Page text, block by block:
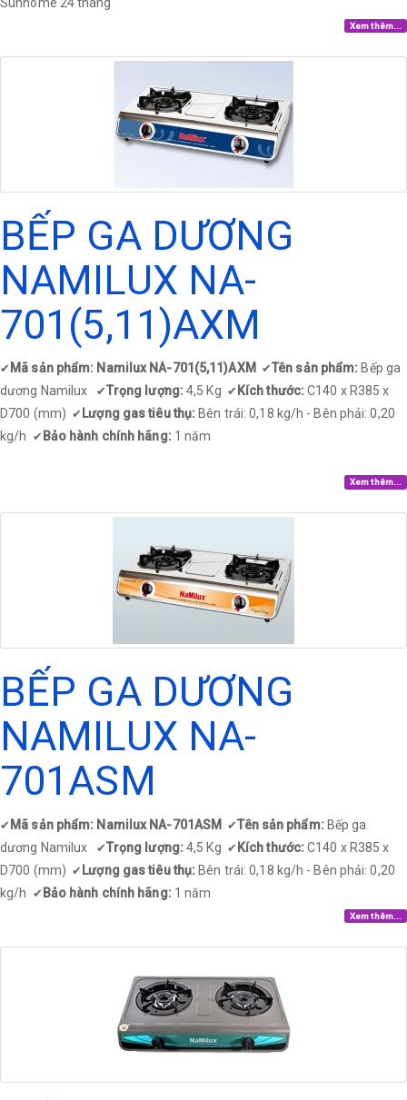
Xem thêm...
BẾP GA DƯƠNG
NAMILUX NA-
701(5,11)AXM
✔ Mã sản phẩm: Namilux NA-701(5,11)AXM ✔Tên sản phẩm: Bếp ga
dương Namilux
✔Trọng lượng:4,5 Kg ✔ Kích thước: C140 x R385 x
D700 (mm) ✔ Lượng gas tiêu thụ: Bên trái: 0,18 kg/h - Bên phải: 0,20
kg/h ✔ Bảo hành chính hãng: 1 năm
Xem thêm...
BẾP GA DƯƠNG
NAMILUX NA-
701ASM
✔ Mã sản phẩm: Namilux NA-701ASM ✔Tên sản phẩm: Bếp ga
dương Namilux
✔Trọng lượng: 4,5 Kg ✔ Kích thước:C140 x R385 x
D700 (mm) ✔ Lượng gas tiêu thụ: Bên trái: 0,18 kg/h - Bên phải: 0,20
kg/h ✔ Bảo hành chính hãng: 1 năm
Xem thêm...